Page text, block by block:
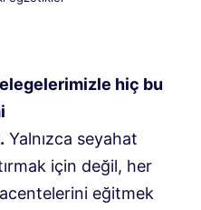
hiç bu
Yalnızca seyahat
için değil, her
eğitmek